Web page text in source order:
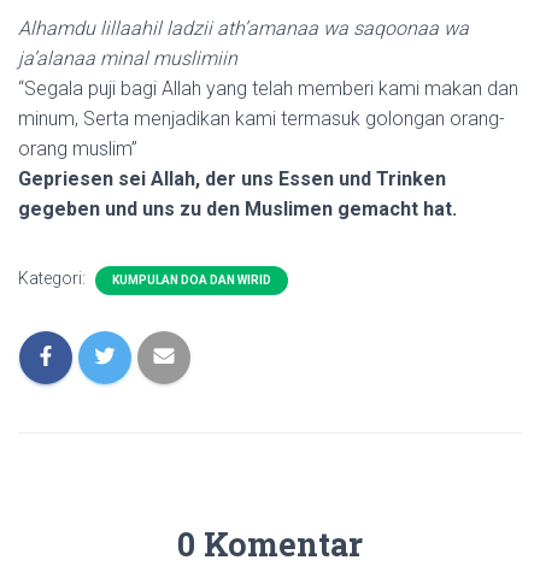
Alhamdu lillaahil ladzii ath’amanaa wa saqoonaa wa
ja’alanaa minal muslimiin
“Segala puji bagi Allah yang telah memberi kami makan dan
minum, Serta menjadikan kami termasuk golongan orang-
orang muslim”
Gepriesen sei Allah, der uns Essen und Trinken
gegeben und uns zu den Muslimen gemacht hat.
Kategori: KUMPULAN DOA DAN WIRID
0 Komentar